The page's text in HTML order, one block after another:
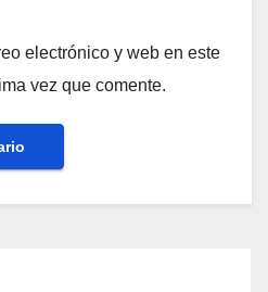
electrónico y web en este
vez que comente.